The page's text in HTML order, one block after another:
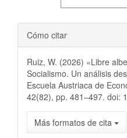
Cómo citar
Ruiz, W. (2026) «Libre
Socialismo. Un análisis
Escuela Austriaca de
42(82), pp. 481–497. doi:
Más formatos de cita